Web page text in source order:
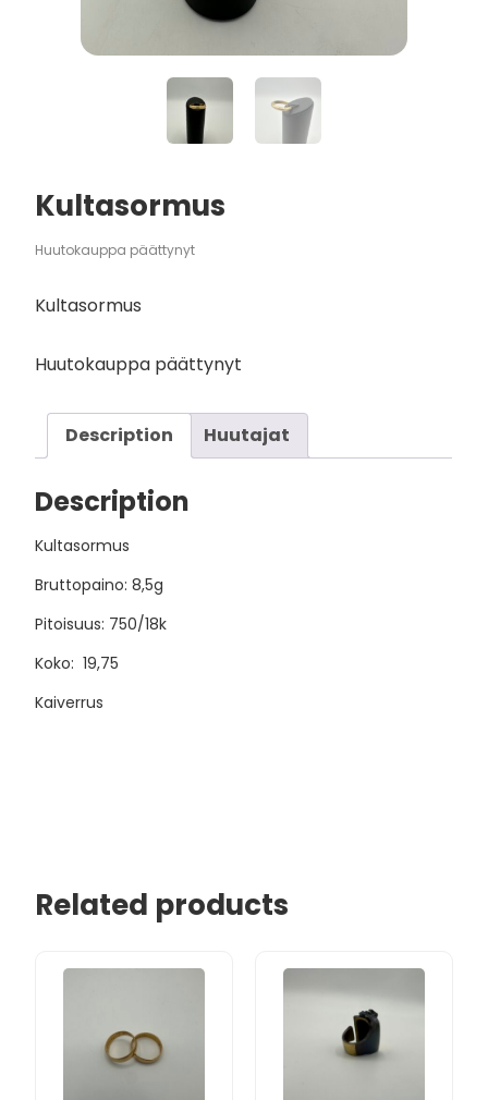
Kultasormus
Huutokauppa päättynyt
Kultasormus
Huutokauppa päättynyt
Description Huutajat
Description
Kultasormus
Bruttopaino: 8,5g
Pitoisuus: 750/18k
Koko: 19,75
Kaiverrus
Related products